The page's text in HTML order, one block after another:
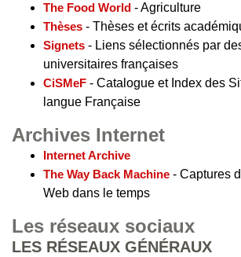
The Food World - Agriculture
Thèses - Thèses et écrits
Signets - Liens sélectionnés par
universitaires françaises
CiSMeF - Catalogue et Index des
langue Française
Archives Internet
Internet Archive
The Way Back Machine - Captures
Web dans le temps
Les réseaux sociaux
LES RÉSEAUX GÉNÉRAUX